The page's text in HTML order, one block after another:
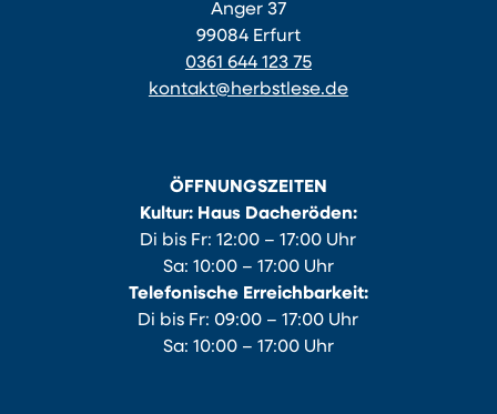
Anger 37
99084 Erfurt
0361 644 123 75
kontakt@herbstlese.de
ÖFFNUNGSZEITEN
Kultur: Haus Dacheröden:
Di bis Fr: 12:00 – 17:00 Uhr
Sa: 10:00 – 17:00 Uhr
Telefonische Erreichbarkeit:
Di bis Fr: 09:00 – 17:00 Uhr
Sa: 10:00 – 17:00 Uhr